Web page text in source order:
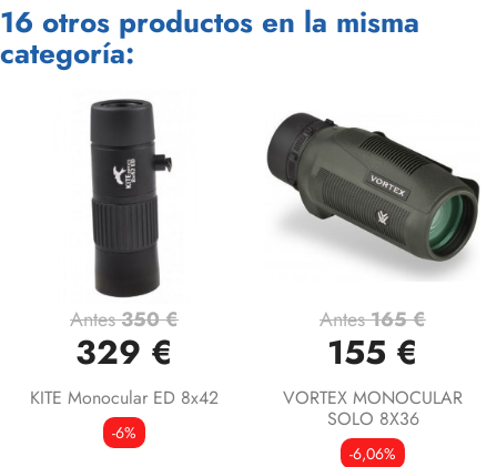
16 otros productos en la misma
categoría:
Antes350 €
329 €
KITE Monocular ED 8x42
-6%
Antes165 €
155 €
VORTEX MONOCULAR
SOLO 8X36
-6,06%